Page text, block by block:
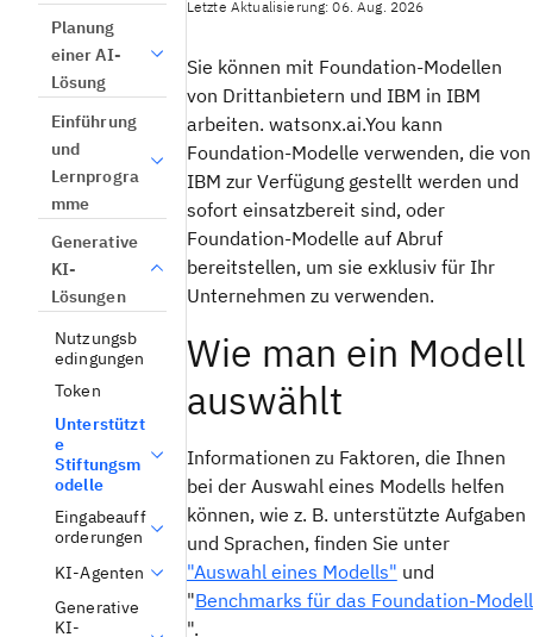
Planung
einer AI-
Lösung
Einführung
und
Lernprogra
mme
Generative
KI-
Lösungen
Nutzungsb
edingungen
Token
Unterstützt
e
Stiftungsm
odelle
Eingabeauff
orderungen
KI-Agenten
Generative
KI-
Letzte Aktualisierung: 06. Aug. 2026
Sie können mit Foundation-Modellen
von Drittanbietern und IBM in IBM
arbeiten. watsonx.ai.You kann
Foundation-Modelle verwenden, die von
IBM zur Verfügung gestellt werden und
sofort einsatzbereit sind, oder
Foundation-Modelle auf Abruf
bereitstellen, um sie exklusiv für Ihr
Unternehmen zu verwenden.
Wie man ein Modell
auswählt
Informationen zu Faktoren, die Ihnen
bei der Auswahl eines Modells helfen
können, wie z. B. unterstützte Aufgaben
und Sprachen, finden Sie unter
"Auswahl eines Modells" und
"Benchmarks für das Foundation-Modell
".